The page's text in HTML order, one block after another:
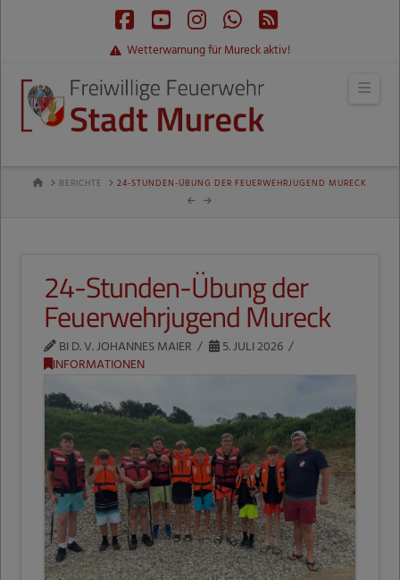
Facebook
YouTube
Instagram
Whatsapp
RSS
Wetterwarnung für Mureck aktiv!
HOMEBERICHTE 24-STUNDEN-ÜBUNG DER FEUERWEHRJUGEND MURECK
24-Stunden-Übung der
Feuerwehrjugend Mureck
BI D. V. JOHANNES MAIER
5. JULI 2026
INFORMATIONEN